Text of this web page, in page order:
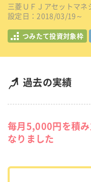
三菱ＵＦＪアセットマ
設定日：2018/03/19～
つみたて投資対象枠
過去の実績
毎月5,000円を積
なりました